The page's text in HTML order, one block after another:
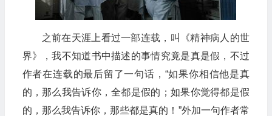
之前在天涯上看过一部连载，叫《精神病人的世
界》，我不知道书中描述的事情究竟是真是假，不过
作者在连载的最后留了一句话，“如果你相信他是真
的，那么我告诉你，全都是假的；如果你觉得都是假
的，那么我告诉你，那些都是真的！”外加一句作者常